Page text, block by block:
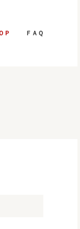
Ｐ ＦＡＱ